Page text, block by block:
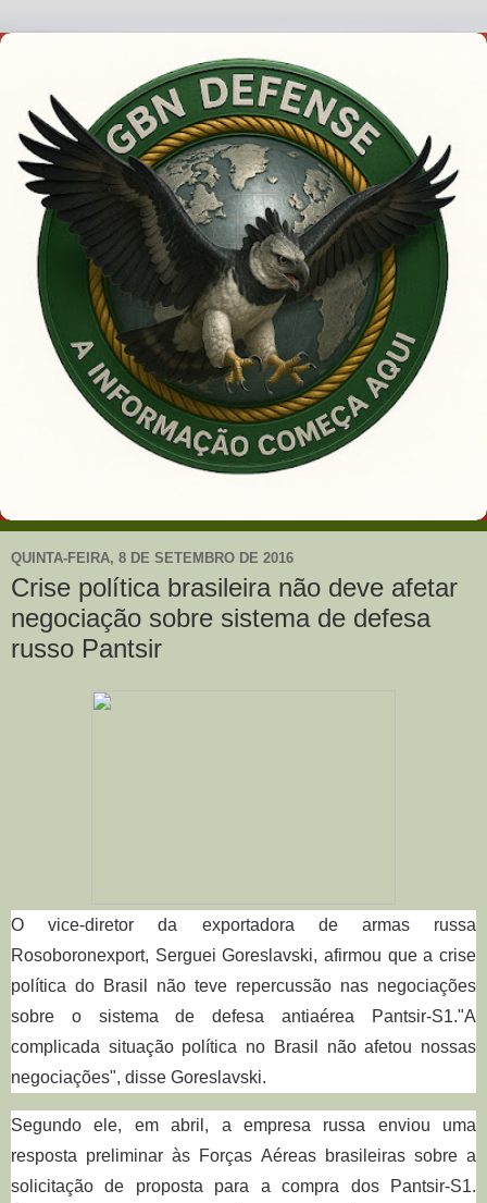
QUINTA-FEIRA, 8 DE SETEMBRO DE 2016
Crise política brasileira não deve afetar
negociação sobre sistema de defesa
russo Pantsir
O vice-diretor da exportadora de armas russa
Rosoboronexport, Serguei Goreslavski, afirmou que a crise
política do Brasil não teve repercussão nas negociações
sobre o sistema de defesa antiaérea Pantsir-S1."A
complicada situação política no Brasil não afetou nossas
negociações", disse Goreslavski.
Segundo ele, em abril, a empresa russa enviou uma
resposta preliminar às Forças Aéreas brasileiras sobre a
solicitação de proposta para a compra dos Pantsir-S1.